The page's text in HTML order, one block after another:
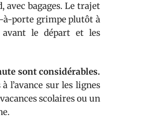
avec bagages. Le trajet
à-porte grimpe plutôt à
avant le départ et les
sont considérables.
l’avance sur les lignes
scolaires ou un